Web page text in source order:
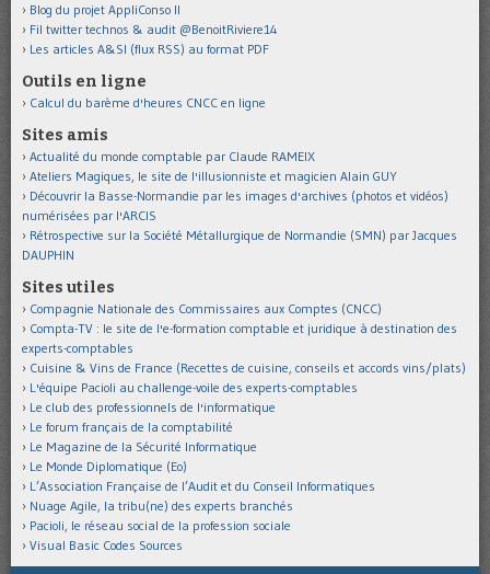
Blog du projet AppliConso II
Fil twitter technos & audit @BenoitRiviere14
Les articles A&SI (flux RSS) au format PDF
Outils en ligne
Calcul du barème d'heures CNCC en ligne
Sites amis
Actualité du monde comptable par Claude RAMEIX
Ateliers Magiques, le site de l'illusionniste et magicien Alain GUY
Découvrir la Basse-Normandie par les images d'archives (photos et vidéos)
numérisées par l'ARCIS
Rétrospective sur la Société Métallurgique de Normandie (SMN) par Jacques
DAUPHIN
Sites utiles
Compagnie Nationale des Commissaires aux Comptes (CNCC)
Compta-TV : le site de l'e-formation comptable et juridique à destination des
experts-comptables
Cuisine & Vins de France (Recettes de cuisine, conseils et accords vins/plats)
L'équipe Pacioli au challenge-voile des experts-comptables
Le club des professionnels de l'informatique
Le forum français de la comptabilité
Le Magazine de la Sécurité Informatique
Le Monde Diplomatique (Eo)
L’Association Française de l’Audit et du Conseil Informatiques
Nuage Agile, la tribu(ne) des experts branchés
Pacioli, le réseau social de la profession sociale
Visual Basic Codes Sources